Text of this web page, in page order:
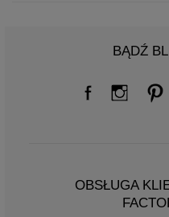
BĄDŹ
OBSŁUGA